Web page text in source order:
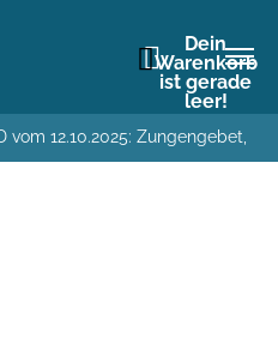
Dein
Warenkorb
ist gerade
leer!
vom 12.10.2025: Zungengebet,